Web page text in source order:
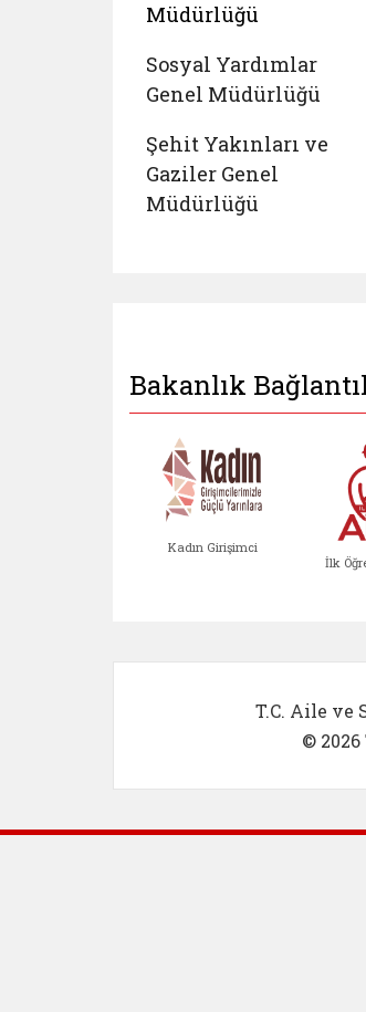
Müdürlüğü
Sosyal Yardımlar
Genel Müdürlüğü
Şehit Yakınları ve
Gaziler Genel
Müdürlüğü
Bakanlık
Kadın Girişimci
İlk
T.C. Aile ve
© 2026